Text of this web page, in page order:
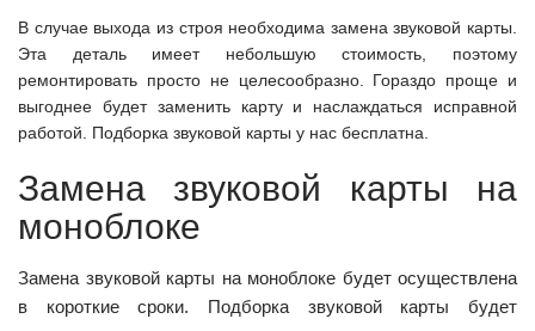
В случае выхода из строя необходима замена звуковой карты.
Эта деталь имеет небольшую стоимость, поэтому
ремонтировать просто не целесообразно. Гораздо проще и
выгоднее будет заменить карту и наслаждаться исправной
работой. Подборка звуковой карты у нас бесплатна.
Замена звуковой карты на
моноблоке
Замена звуковой карты на моноблоке будет осуществлена
в короткие сроки. Подборка звуковой карты будет